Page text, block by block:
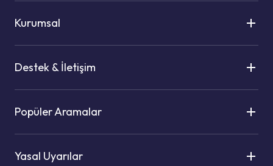
Kurumsal
Destek & İletişim
Popüler Aramalar
Yasal Uyarılar